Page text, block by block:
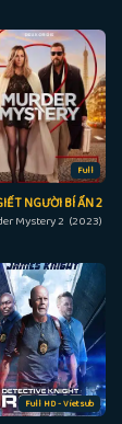
Full
NGƯỜI BÍ ẨN 2
Mystery 2 (2023)
Full HD - Vietsub